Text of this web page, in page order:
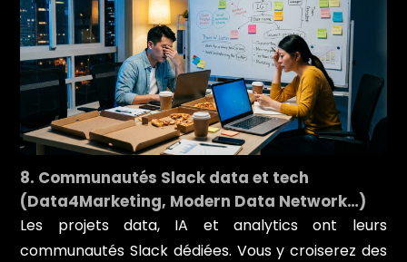
8. Communautés Slack data et tech
(Data4Marketing, Modern Data Network…)
Les projets data, IA et analytics ont leurs
communautés Slack dédiées. Vous y croiserez des